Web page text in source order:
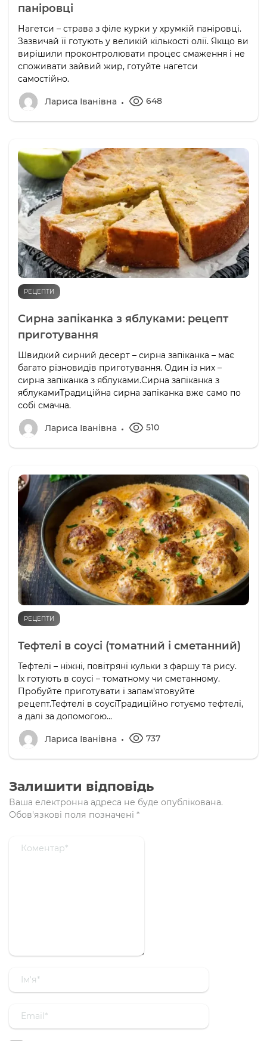
паніровці
Нагетси – страва з філе курки у хрумкій паніровці.
Зазвичай її готують у великій кількості олії. Якщо ви
вирішили проконтролювати процес смаження і не
споживати зайвий жир, готуйте нагетси
самостійно.
Лариса Іванівна 648
РЕЦЕПТИ
Сирна запіканка з яблуками: рецепт
приготування
Швидкий сирний десерт – сирна запіканка – має
багато різновидів приготування. Один із них –
сирна запіканка з яблуками.Сирна запіканка з
яблукамиТрадиційна сирна запіканка вже само по
собі смачна.
Лариса Іванівна 510
РЕЦЕПТИ
Тефтелі в соусі (томатний і сметанний)
Тефтелі – ніжні, повітряні кульки з фаршу та рису.
Їх готують в соусі – томатному чи сметанному.
Пробуйте приготувати і запам'ятовуйте
рецепт.Тефтелі в соусіТрадиційно готуємо тефтелі,
а далі за допомогою...
Лариса Іванівна 737
Залишити відповідь
Ваша електронна адреса не буде опублікована.
Обов'язкові поля позначені *